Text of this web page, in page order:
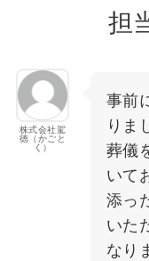
担
株式会社駕
徳（かごと
く）
事前
りま
葬儀
いて
添っ
いた
なり